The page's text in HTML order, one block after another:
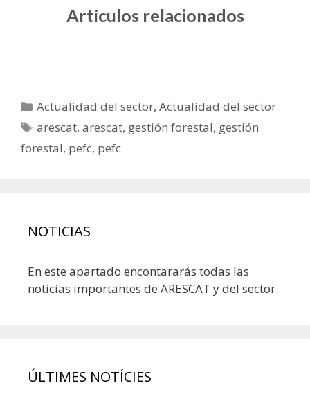
Artículos relacionados
Actualidad del sector,Actualidad del sector
arescat,arescat, gestión forestal, gestión
forestal, pefc, pefc
NOTICIAS
En este apartado encontararás todas las
noticias importantes de ARESCAT y del sector.
ÚLTIMES NOTÍCIES